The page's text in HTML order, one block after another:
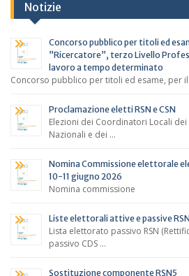
Notizie
Concorso pubblico per titoli ed
”Ricercatore”, terzo Livello
lavoro a tempo determinato
Concorso pubblico per titoli ed esame, per
Proclamazione eletti RSN e CSN
Elezioni dei Coordinatori Locali
Nazionali e dei …
Nomina Commissione elettorale
10-11 giugno 2026
Nomina commissione
Liste elettorali attive e passive RSN
Lista elettorato passivo RSN
passivo CDS …
Sostituzione componente RSN5